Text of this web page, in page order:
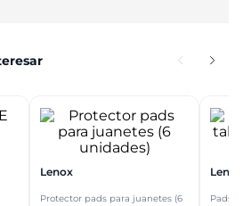
Lenox
Protector pads para juanetes (6
Lenox
Pads